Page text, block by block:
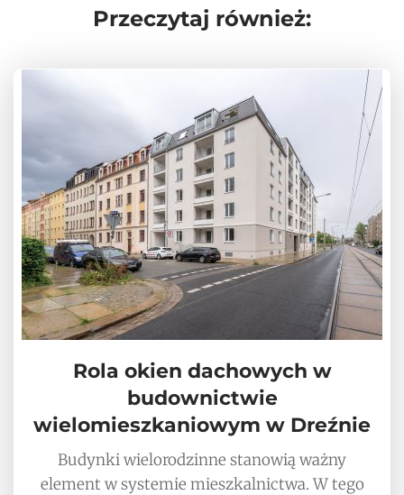
Przeczytaj również:
Rola okien dachowych w
budownictwie
wielomieszkaniowym w Dreźnie
Budynki wielorodzinne stanowią ważny
element w systemie mieszkalnictwa. W tego